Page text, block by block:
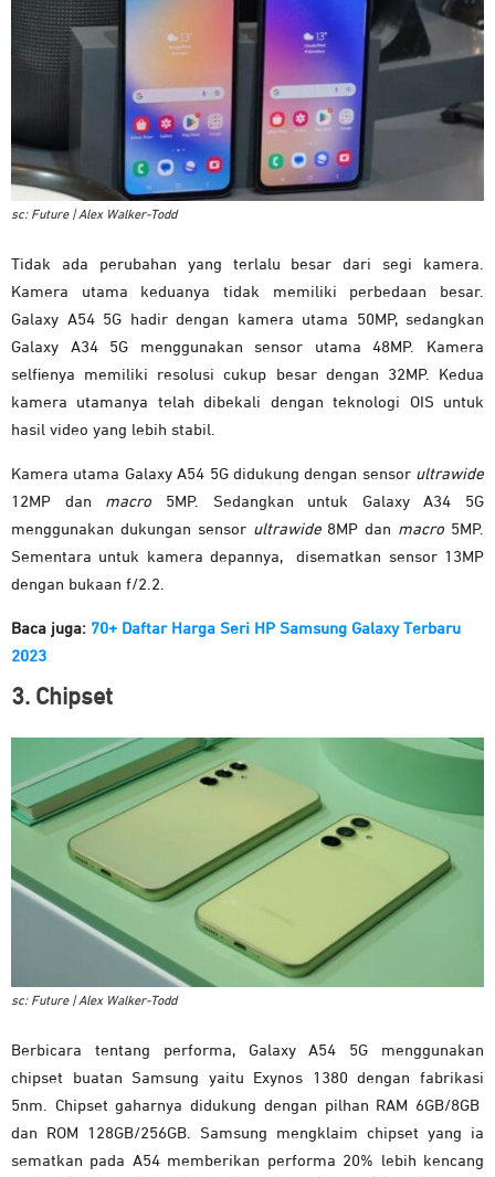
sc: Future | Alex Walker-Todd
Tidak ada perubahan yang terlalu besar dari segi kamera.
Kamera utama keduanya tidak memiliki perbedaan besar.
Galaxy A54 5G hadir dengan kamera utama 50MP, sedangkan
Galaxy A34 5G menggunakan sensor utama 48MP. Kamera
selfienya memiliki resolusi cukup besar dengan 32MP. Kedua
kamera utamanya telah dibekali dengan teknologi OIS untuk
hasil video yang lebih stabil.
Kamera utama Galaxy A54 5G didukung dengan sensor ultrawide
12MP dan macro 5MP. Sedangkan untuk Galaxy A34 5G
menggunakan dukungan sensor ultrawide8MP dan macro 5MP.
Sementara untuk kamera depannya, disematkan sensor 13MP
dengan bukaan f/2.2.
Baca juga: 70+ Daftar Harga Seri HP Samsung Galaxy Terbaru
2023
3. Chipset
sc: Future | Alex Walker-Todd
Berbicara tentang performa, Galaxy A54 5G menggunakan
chipset buatan Samsung yaitu Exynos 1380 dengan fabrikasi
5nm. Chipset gaharnya didukung dengan pilhan RAM 6GB/8GB
dan ROM 128GB/256GB. Samsung mengklaim chipset yang ia
sematkan pada A54 memberikan performa 20% lebih kencang